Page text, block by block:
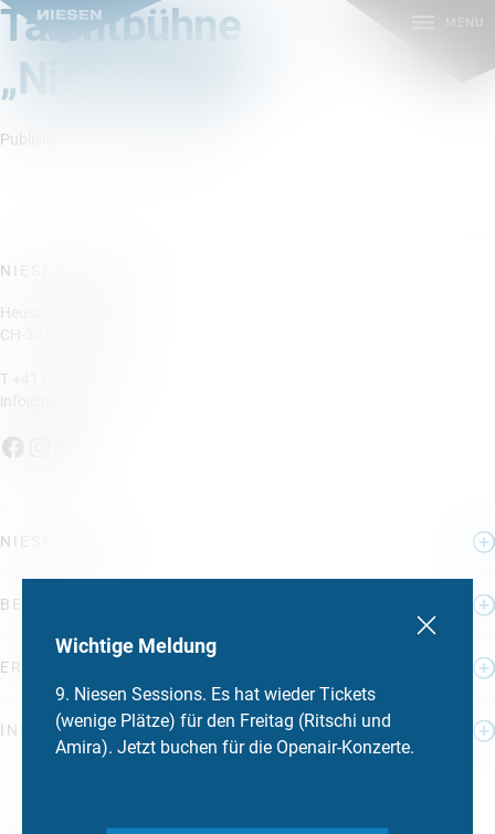
MENU
Talentbühne
„Niesenlicht“
Published on 12. Oktober 2023
NIESENBAHN AG
Heustrichstrasse 12
CH-3711 Mülenen
T
info@niesen.ch
Die Niesenbahn auf Facebook
NIESENBAHN
BERGHAUS
ERLEBNISSE
INFOS
Wichtige Meldung
9. Niesen Sessions. Es hat wieder Tickets
(wenige Plätze) für den Freitag (Ritschi und
Amira). Jetzt buchen für die Openair-Konzerte.